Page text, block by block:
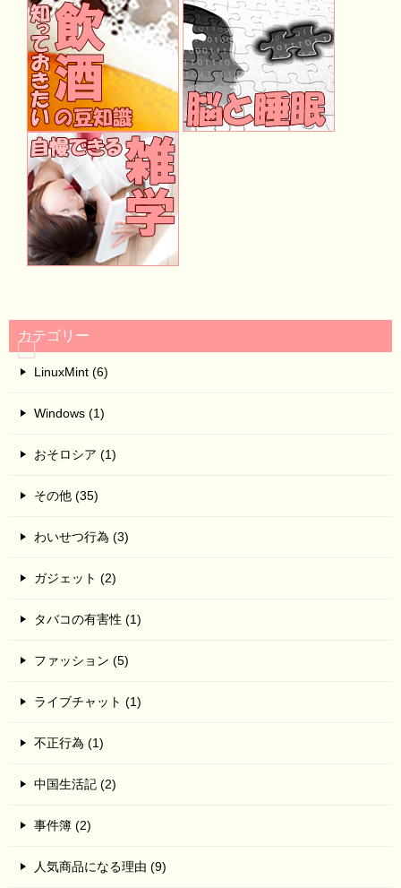
カテゴリー
LinuxMint (6)
Windows (1)
おそロシア (1)
その他 (35)
わいせつ行為 (3)
ガジェット (2)
タバコの有害性 (1)
ファッション (5)
ライブチャット (1)
不正行為 (1)
中国生活記 (2)
事件簿 (2)
人気商品になる理由 (9)